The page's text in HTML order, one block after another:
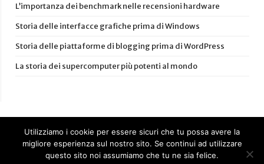
L’importanza dei benchmark nelle recensioni hardware
Storia delle interfacce grafiche prima di Windows
Storia delle piattaforme di blogging prima di WordPress
La storia dei supercomputer più potenti al mondo
Utilizziamo i cookie per essere sicuri che tu possa avere la
migliore esperienza sul nostro sito. Se continui ad utilizzare
questo sito noi assumiamo che tu ne sia felice.